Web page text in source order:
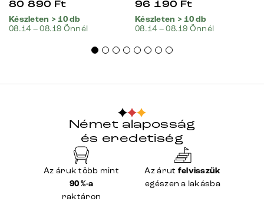
80 890 Ft
Készleten > 10 db
08.14 – 08.19 Önnél
96 190 Ft
Készleten > 10 db
08.14 – 08.19 Önnél
Német alaposság
és eredetiség
Az áruk több mint
90 %-a
raktáron
Az árut felvisszük
egészen a lakásba